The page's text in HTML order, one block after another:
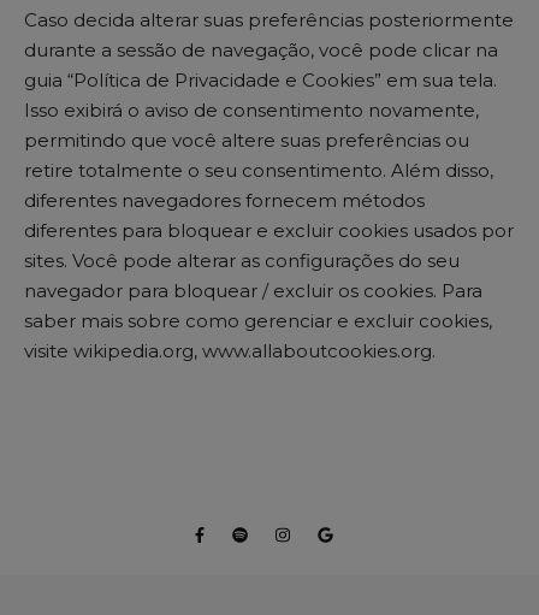
Caso decida alterar suas preferências posteriormente
durante a sessão de navegação, você pode clicar na
guia “Política de Privacidade e Cookies” em sua tela.
Isso exibirá o aviso de consentimento novamente,
permitindo que você altere suas preferências ou
retire totalmente o seu consentimento. Além disso,
diferentes navegadores fornecem métodos
diferentes para bloquear e excluir cookies usados ​​por
sites. Você pode alterar as configurações do seu
navegador para bloquear / excluir os cookies. Para
saber mais sobre como gerenciar e excluir cookies,
visite wikipedia.org, www.allaboutcookies.org.